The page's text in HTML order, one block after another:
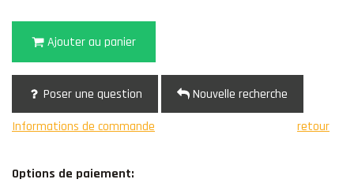
Ajouter au panier
Poser une question
Nouvelle recherche
Informations de commande
retour
Options de paiement: